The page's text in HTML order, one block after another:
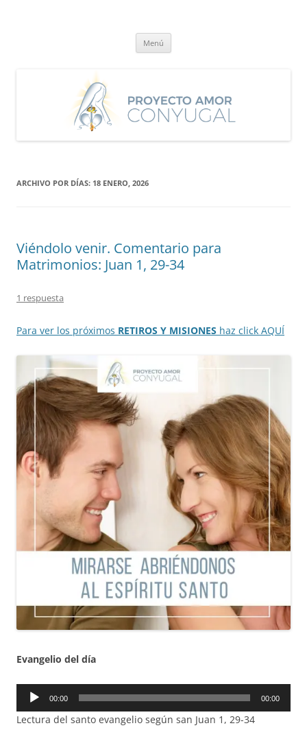
Menú
ARCHIVO POR DÍAS: 18 ENERO, 2026
Viéndolo venir. Comentario para
Matrimonios: Juan 1, 29-34
1 respuesta
Para ver los próximos RETIROS Y MISIONES haz click AQUÍ
Evangelio del día
Reproductor
audio
00:00 00:00
Lectura del santo evangelio según san Juan 1, 29-34